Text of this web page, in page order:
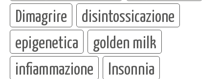
Dimagrire
disintossicazione
epigenetica
golden milk
infiammazione
Insonnia